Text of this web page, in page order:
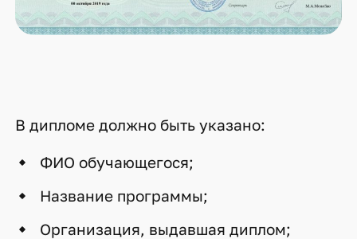
В дипломе должно быть указано:
ФИО обучающегося;
Название программы;
Организация, выдавшая диплом;